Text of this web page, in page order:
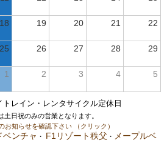
18 19 20 21 22
25 26 27 28 29
1 2 3 4 5
レイン・レンタサイクル定休日
日祝のみの営業となります。
お知らせを確認下さい （クリック）
ベンチャ ・ F1リゾート秩父 ・ メープルベ